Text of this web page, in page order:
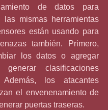
de datos para
las mismas herramientas
están usando para
también. Primero,
los datos o agregar
clasificaciones
Además, los atacantes
el envenenamiento de
puertas traseras.